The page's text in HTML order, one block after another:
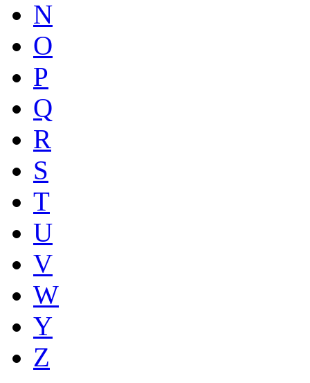
N
O
P
Q
R
S
T
U
V
W
Y
Z